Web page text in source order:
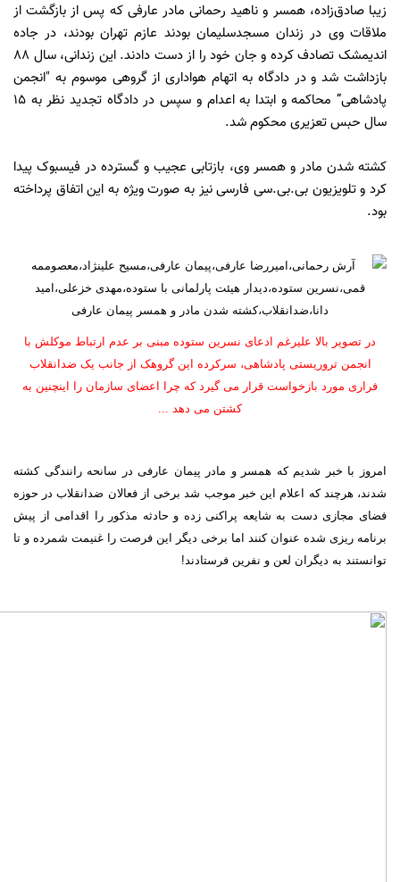
زیبا صادق‌زاده، همسر و ناهید رحمانی مادر عارفی که پس از بازگشت از
ملاقات وی در زندان مسجدسلیمان بودند عازم تهران بودند، در جاده
اندیمشک تصادف کرده و جان خود را از دست دادند. این زندانی، سال ۸۸
بازداشت شد و در دادگاه به اتهام هواداری از گروهی موسوم به "انجمن
پادشاهی” محاکمه و ابتدا به اعدام و سپس در دادگاه تجدید نظر به ۱۵
سال حبس تعزیری محکوم شد.
کشته شدن مادر و همسر وی، بازتابی عجیب و گسترده در فیسبوک پیدا
کرد و تلویزیون بی.بی.سی فارسی نیز به صورت ویژه به این اتفاق پرداخته
بود.
در تصویر بالا علیرغم ادعای نسرین ستوده مبنی بر عدم ارتباط موکلش با
انجمن تروریستی پادشاهی، سرکرده این گروهک از جانب یک ضدانقلاب
فراری مورد بازخواست قرار می گیرد که چرا اعضای سازمان را اینچنین به
کشتن می دهد ...
امروز با خبر شدیم که همسر و مادر پیمان عارفی در سانحه رانندگی کشته
شدند، هرچند که اعلام این خبر موجب شد برخی از فعالان ضدانقلاب در حوزه
فضای مجازی دست به شایعه پراکنی زده و حادثه مذکور را اقدامی از پیش
برنامه ریزی شده عنوان کنند اما برخی دیگر این فرصت را غنیمت شمرده و تا
توانستند به دیگران لعن و نفرین فرستادند!